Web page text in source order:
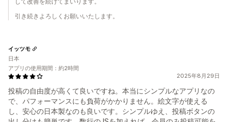
引き続きよろしくお願いいたします。
2025年8月29日
投稿の自由度が高くて良いですね。本当にシンプルなアプリなの
で、パフォーマンスにも負荷がかかりません。絵文字が使える
し、安心の日本製なのも良いです。シンプルゆえ、投稿ボタンの
イッツモ
日本
アプリの使用期間：約2時間